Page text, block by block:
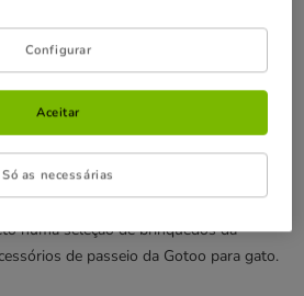
numa seleção de brinquedos da
de passeio da Gotoo para gato.
Configurar
Só as necessárias
Aceitar